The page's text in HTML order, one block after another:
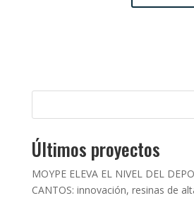
Últimos proyectos
MOYPE ELEVA EL NIVEL DEL
CANTOS: innovación, resinas de